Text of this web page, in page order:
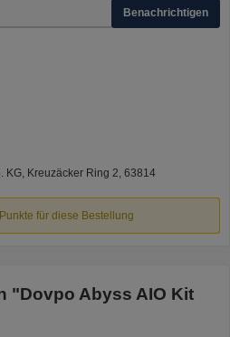
Benachrichtigen
KG, Kreuzäcker Ring 2, 63814
für diese Bestellung
"Dovpo Abyss AIO Kit